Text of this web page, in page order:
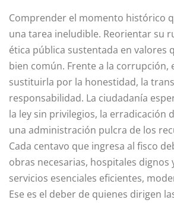
Comprender el momento histórico
una tarea ineludible. Reorientar su
ética pública sustentada en valores
bien común. Frente a la corrupción,
sustituirla por la honestidad, la
responsa­bilidad. La ciudadanía
la ley sin privilegios, la erradicación
una administración pulcra de los
Cada centavo que ingresa al fisco
obras necesarias, hospitales dignos
servicios esenciales eficientes,
Ese es el deber de quienes dirigen